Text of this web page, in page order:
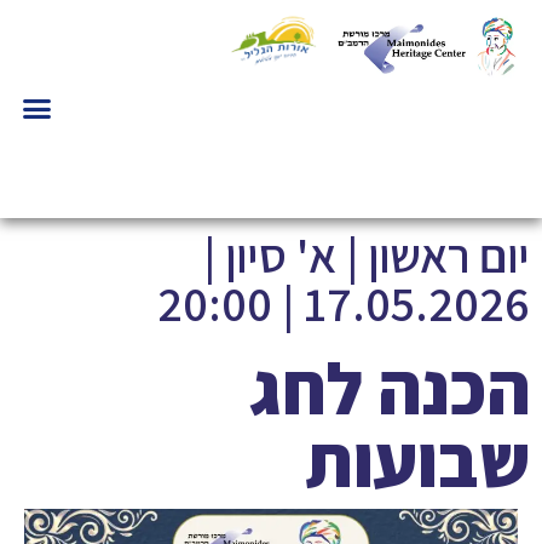
יום ראשון | א' סיון |
17.05.2026 | 20:00
הכנה לחג
שבועות